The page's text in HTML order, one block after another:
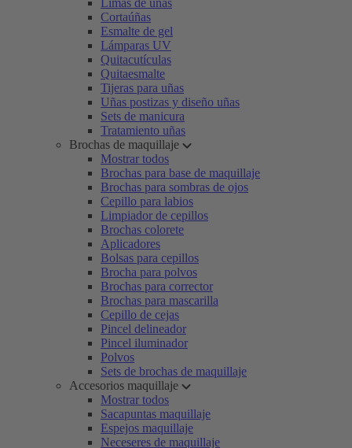
Limas de uñas
Cortaúñas
Esmalte de gel
Lámparas UV
Quitacutículas
Quitaesmalte
Tijeras para uñas
Uñas postizas y diseño uñas
Sets de manicura
Tratamiento uñas
Brochas de maquillaje
Mostrar todos
Brochas para base de maquillaje
Brochas para sombras de ojos
Cepillo para labios
Limpiador de cepillos
Brochas colorete
Aplicadores
Bolsas para cepillos
Brocha para polvos
Brochas para corrector
Brochas para mascarilla
Cepillo de cejas
Pincel delineador
Pincel iluminador
Polvos
Sets de brochas de maquillaje
Accesorios maquillaje
Mostrar todos
Sacapuntas maquillaje
Espejos maquillaje
Neceseres de maquillaje